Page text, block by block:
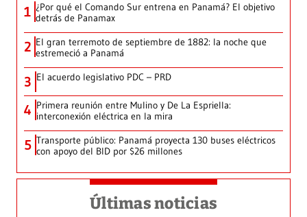
1 ¿Por qué el Comando Sur entrena en Panamá? El objetivo
detrás de Panamax
2 El gran terremoto de septiembre de 1882: la noche que
estremeció a Panamá
3 El acuerdo legislativo PDC – PRD
4 Primera reunión entre Mulino y De La Espriella:
interconexión eléctrica en la mira
5 Transporte público: Panamá proyecta 130 buses eléctricos
con apoyo del BID por $26 millones
Últimas noticias